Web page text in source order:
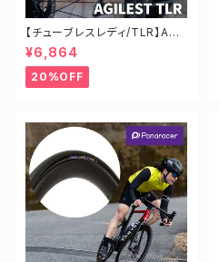
【チューブレスレディ/TLR】AGI
LEST TLR タイヤ オールラウン
ド ロードバイク 軽い
¥6,864
20%OFF